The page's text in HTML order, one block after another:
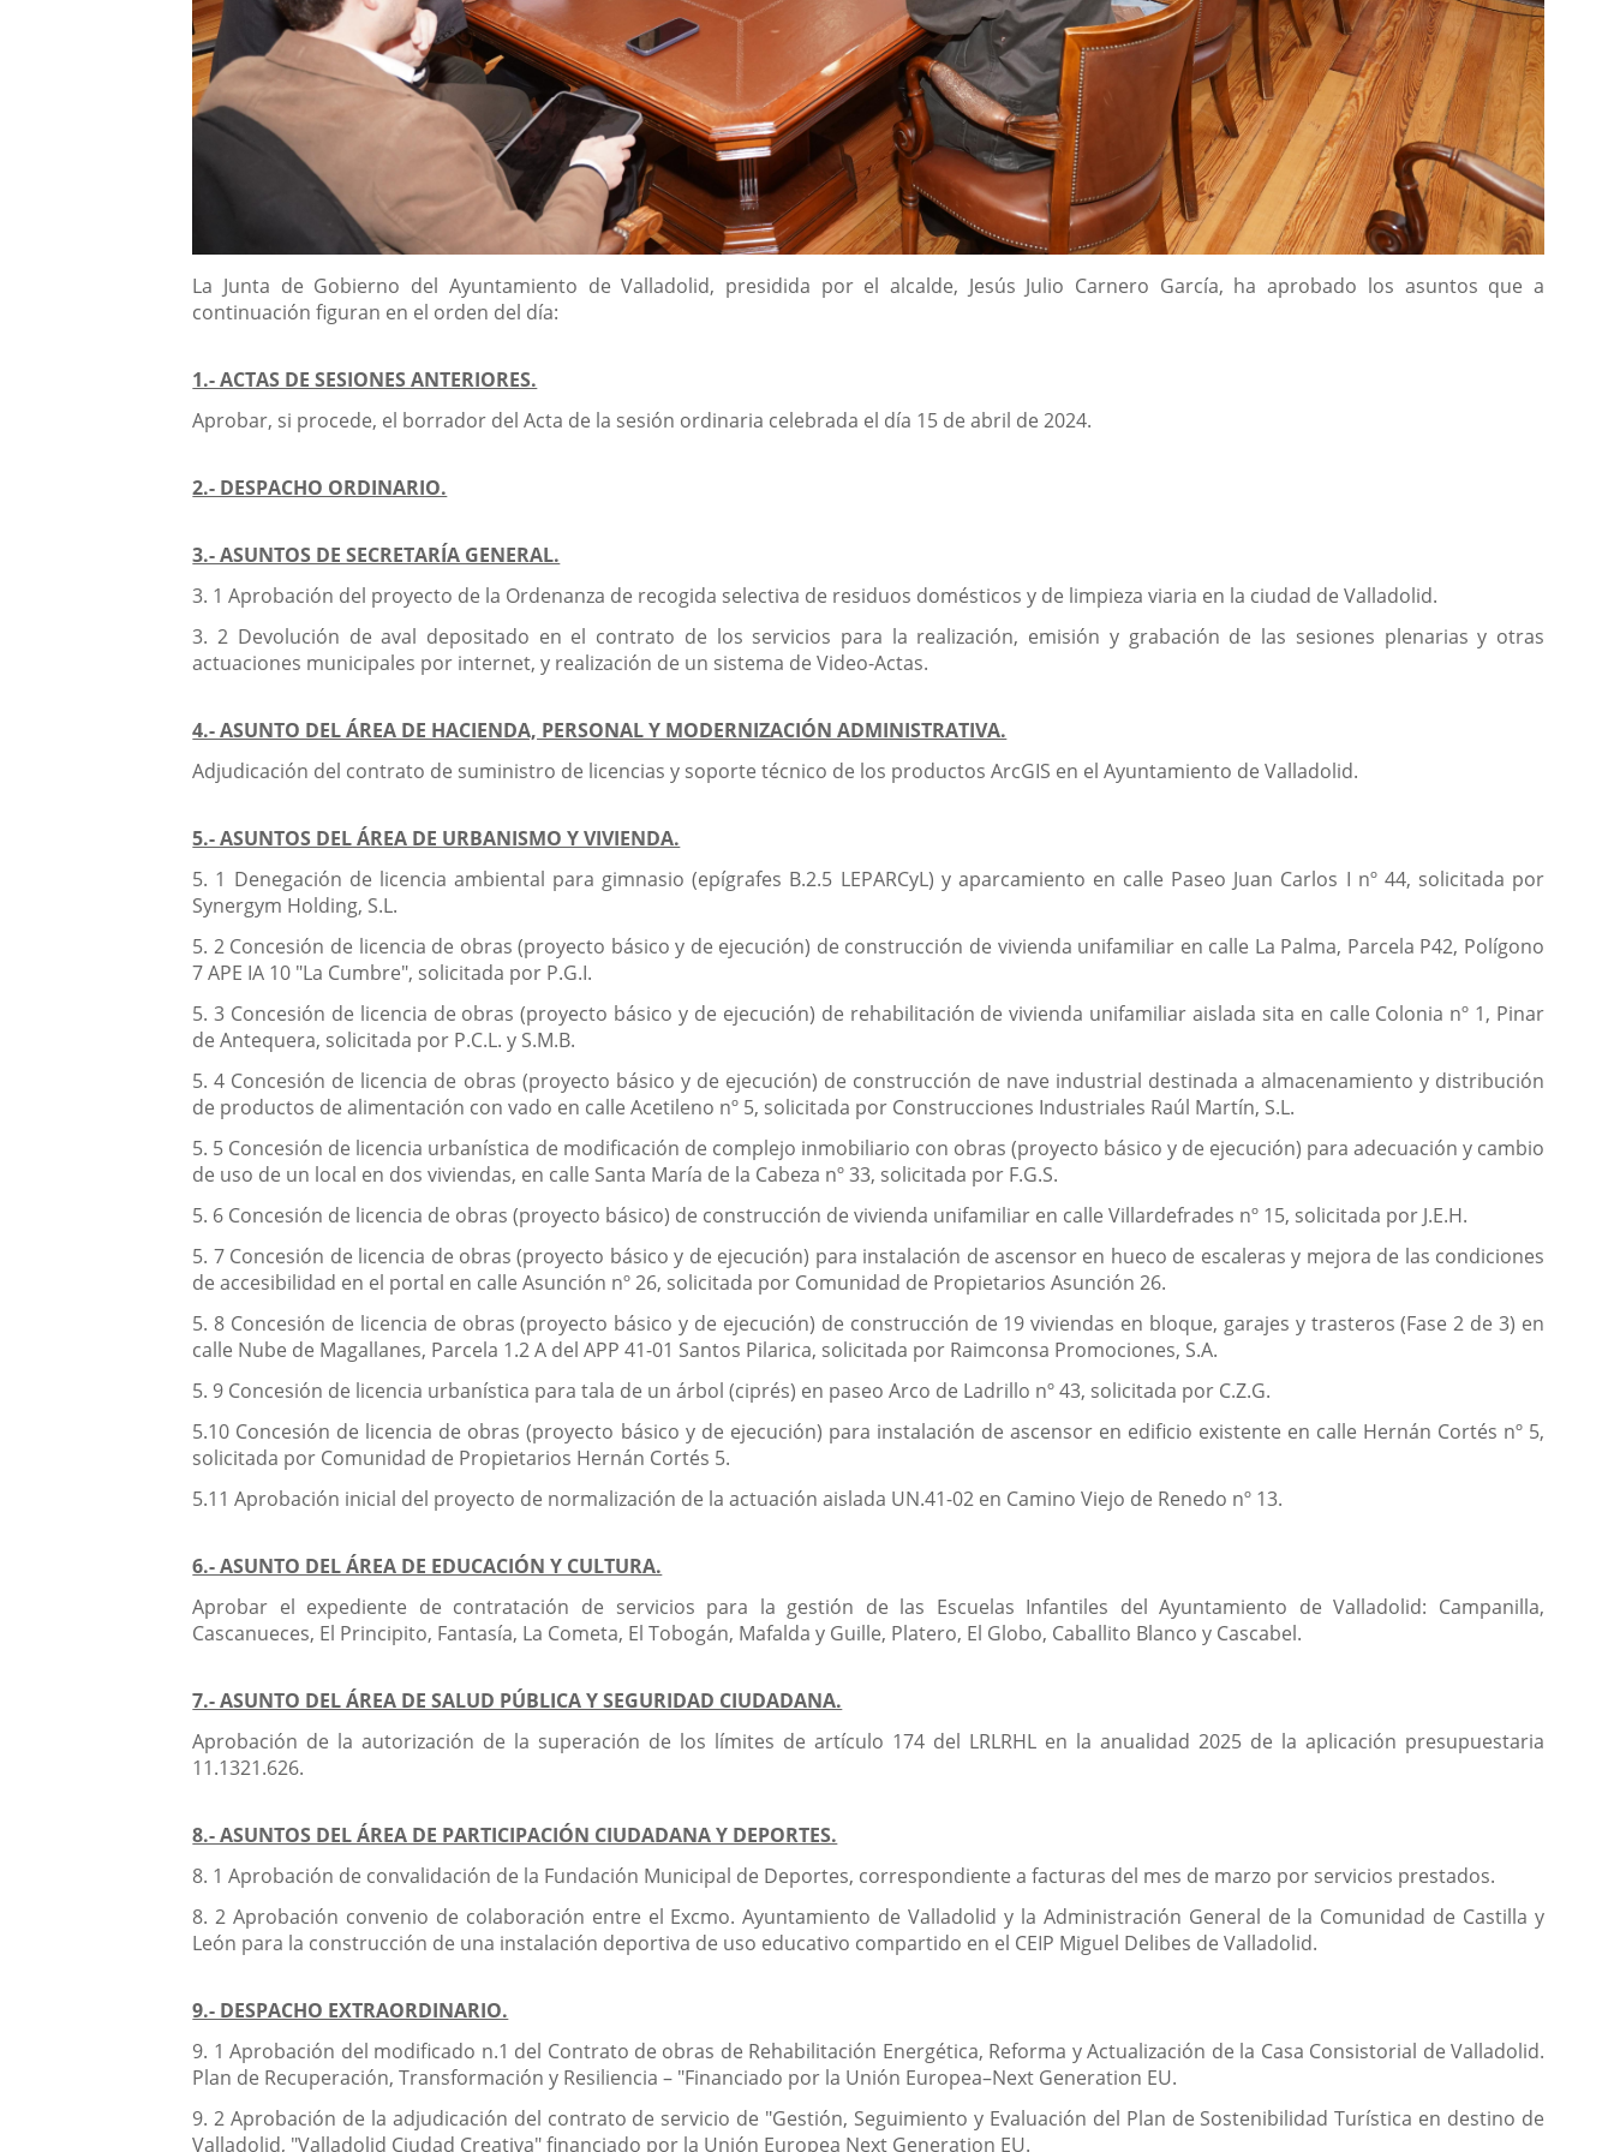
Descripción
La Junta de Gobierno del Ayuntamiento de Valladolid, presidida por el alcalde, Jesús Julio Carnero García, ha aprobado los asuntos que a
continuación figuran en el orden del día:
1.- ACTAS DE SESIONES ANTERIORES.
Aprobar, si procede, el borrador del Acta de la sesión ordinaria celebrada el día 15 de abril de 2024.
2.- DESPACHO ORDINARIO.
3.- ASUNTOS DE SECRETARÍA GENERAL.
3. 1 Aprobación del proyecto de la Ordenanza de recogida selectiva de residuos domésticos y de limpieza viaria en la ciudad de Valladolid.
3. 2 Devolución de aval depositado en el contrato de los servicios para la realización, emisión y grabación de las sesiones plenarias y otras
actuaciones municipales por internet, y realización de un sistema de Video-Actas.
4.- ASUNTO DEL ÁREA DE HACIENDA, PERSONAL Y MODERNIZACIÓN ADMINISTRATIVA.
Adjudicación del contrato de suministro de licencias y soporte técnico de los productos ArcGIS en el Ayuntamiento de Valladolid.
5.- ASUNTOS DEL ÁREA DE URBANISMO Y VIVIENDA.
5. 1 Denegación de licencia ambiental para gimnasio (epígrafes B.2.5 LEPARCyL) y aparcamiento en calle Paseo Juan Carlos I nº 44, solicitada por
Synergym Holding, S.L.
5. 2 Concesión de licencia de obras (proyecto básico y de ejecución) de construcción de vivienda unifamiliar en calle La Palma, Parcela P42, Polígono
7 APE IA 10 "La Cumbre", solicitada por P.G.I.
5. 3 Concesión de licencia de obras (proyecto básico y de ejecución) de rehabilitación de vivienda unifamiliar aislada sita en calle Colonia nº 1, Pinar
de Antequera, solicitada por P.C.L. y S.M.B.
5. 4 Concesión de licencia de obras (proyecto básico y de ejecución) de construcción de nave industrial destinada a almacenamiento y distribución
de productos de alimentación con vado en calle Acetileno nº 5, solicitada por Construcciones Industriales Raúl Martín, S.L.
5. 5 Concesión de licencia urbanística de modificación de complejo inmobiliario con obras (proyecto básico y de ejecución) para adecuación y cambio
de uso de un local en dos viviendas, en calle Santa María de la Cabeza nº 33, solicitada por F.G.S.
5. 6 Concesión de licencia de obras (proyecto básico) de construcción de vivienda unifamiliar en calle Villardefrades nº 15, solicitada por J.E.H.
5. 7 Concesión de licencia de obras (proyecto básico y de ejecución) para instalación de ascensor en hueco de escaleras y mejora de las condiciones
de accesibilidad en el portal en calle Asunción nº 26, solicitada por Comunidad de Propietarios Asunción 26.
5. 8 Concesión de licencia de obras (proyecto básico y de ejecución) de construcción de 19 viviendas en bloque, garajes y trasteros (Fase 2 de 3) en
calle Nube de Magallanes, Parcela 1.2 A del APP 41-01 Santos Pilarica, solicitada por Raimconsa Promociones, S.A.
5. 9 Concesión de licencia urbanística para tala de un árbol (ciprés) en paseo Arco de Ladrillo nº 43, solicitada por C.Z.G.
5.10 Concesión de licencia de obras (proyecto básico y de ejecución) para instalación de ascensor en edificio existente en calle Hernán Cortés nº 5,
solicitada por Comunidad de Propietarios Hernán Cortés 5.
5.11 Aprobación inicial del proyecto de normalización de la actuación aislada UN.41-02 en Camino Viejo de Renedo nº 13.
6.- ASUNTO DEL ÁREA DE EDUCACIÓN Y CULTURA.
Aprobar el expediente de contratación de servicios para la gestión de las Escuelas Infantiles del Ayuntamiento de Valladolid: Campanilla,
Cascanueces, El Principito, Fantasía, La Cometa, El Tobogán, Mafalda y Guille, Platero, El Globo, Caballito Blanco y Cascabel.
7.- ASUNTO DEL ÁREA DE SALUD PÚBLICA Y SEGURIDAD CIUDADANA.
Aprobación de la autorización de la superación de los límites de artículo 174 del LRLRHL en la anualidad 2025 de la aplicación presupuestaria
11.1321.626.
8.- ASUNTOS DEL ÁREA DE PARTICIPACIÓN CIUDADANA Y DEPORTES.
8. 1 Aprobación de convalidación de la Fundación Municipal de Deportes, correspondiente a facturas del mes de marzo por servicios prestados.
8. 2 Aprobación convenio de colaboración entre el Excmo. Ayuntamiento de Valladolid y la Administración General de la Comunidad de Castilla y
León para la construcción de una instalación deportiva de uso educativo compartido en el CEIP Miguel Delibes de Valladolid.
9.- DESPACHO EXTRAORDINARIO.
9. 1 Aprobación del modificado n.1 del Contrato de obras de Rehabilitación Energética, Reforma y Actualización de la Casa Consistorial de Valladolid.
Plan de Recuperación, Transformación y Resiliencia – "Financiado por la Unión Europea–Next Generation EU.
9. 2 Aprobación de la adjudicación del contrato de servicio de "Gestión, Seguimiento y Evaluación del Plan de Sostenibilidad Turística en destino de
Valladolid, "Valladolid Ciudad Creativa" financiado por la Unión Europea Next Generation EU.